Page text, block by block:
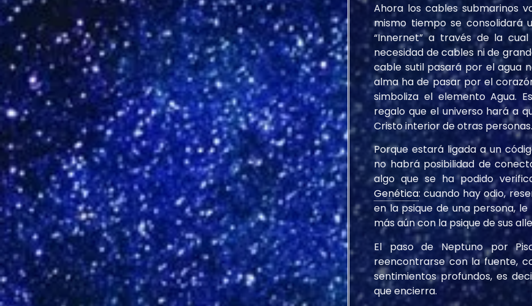
Ahora los cables submarinos
mismo tiempo se consolidará
“Innernet” a través de la
necesidad de cables ni de
cable sutil pasará por el agua
alma ha de pasar por el
simboliza el elemento Agua.
regalo que el universo hará a
Cristo interior de otras personas.
Porque estará ligada a un
no habrá posibilidad de
algo que se ha podido
Genética: cuando hay odio,
en la psique de una persona,
más aún con la psique de sus
El paso de Neptuno por
reencontrarse con la fuente,
sentimientos profundos, es
que encierra.